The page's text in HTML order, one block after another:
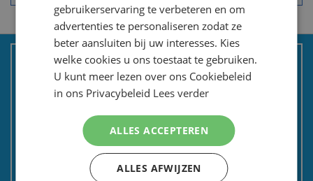
KLANTENSERVICE
Over ons
Bestellen en betalen
Bezorgen en retourneren
Tevredenheidsgarantie
gebruikerservaring te verbeteren en om
advertenties te personaliseren zodat ze
beter aansluiten bij uw interesses. Kies
welke cookies u ons toestaat te gebruiken.
U kunt meer lezen over ons Cookiebeleid
in ons Privacybeleid Lees verder
ALLES ACCEPTEREN
ALLES AFWIJZEN